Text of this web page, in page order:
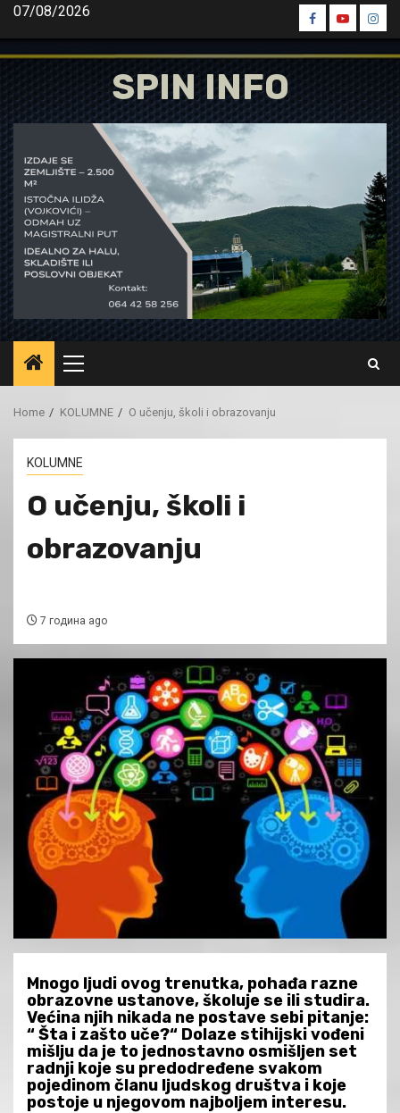
Skip
content
07/08/2026
Spin
Facebook
Spin
Youtube
Spin
SPIN INFO
Primary
Menu
Home KOLUMNE O učenju, školi i obrazovanju
KOLUMNE
O učenju, školi i
obrazovanju
7 година ago
Mnogo ljudi ovog trenutka, pohađa razne
obrazovne ustanove, školuje se ili studira.
Većina njih nikada ne postave sebi pitanje:
“ Šta i zašto uče?“ Dolaze stihijski vođeni
mišlju da je to jednostavno osmišljen set
radnji koje su predodređene svakom
pojedinom članu ljudskog društva i koje
postoje u njegovom najboljem interesu.